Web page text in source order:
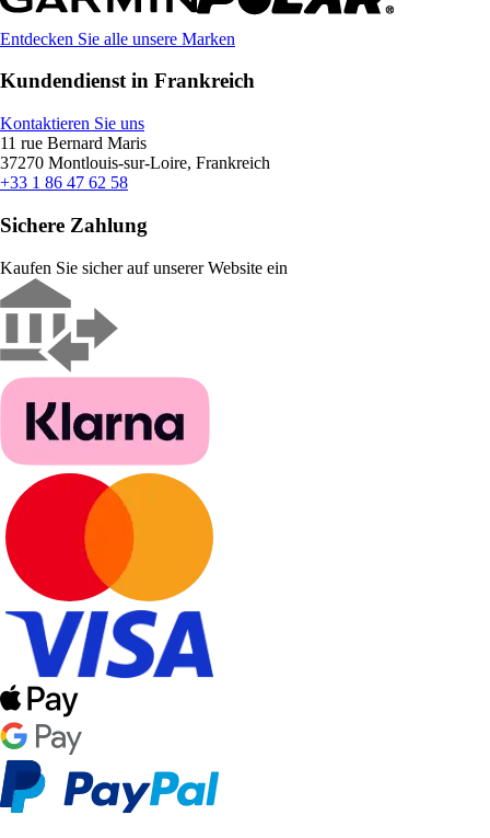
Entdecken Sie alle unsere Marken
Kundendienst in Frankreich
Kontaktieren Sie uns
11 rue Bernard Maris
37270 Montlouis-sur-Loire, Frankreich
+33 1 86 47 62 58
Sichere Zahlung
Kaufen Sie sicher auf unserer Website ein